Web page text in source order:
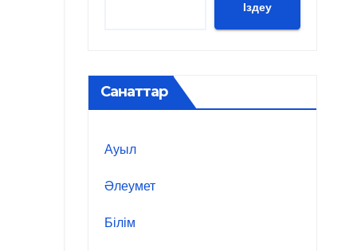
Іздеу
Санаттар
Ауыл
Әлеумет
Білім